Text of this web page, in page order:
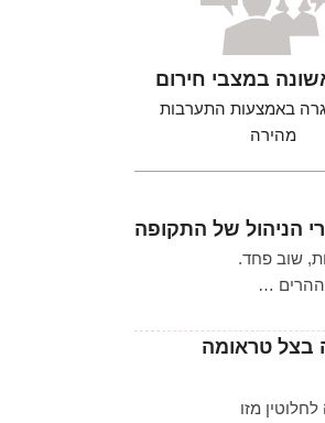
במצבי חירום
באמצעות התערבות
מהירה
שוב פחד.
ההרים …
בצל טראומה
מזו